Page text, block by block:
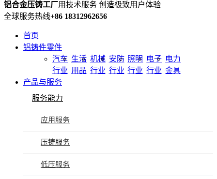
铝合金压铸工厂用技术服务 创造极致用户体验
全球服务热线+86 18312962656
首页
铝铸件零件
汽车
行业
生活
用品
机械
行业
安防
行业
照明
行业
电子
行业
电力
金具
产品与服务
服务能力
应用服务
压铸服务
低压服务